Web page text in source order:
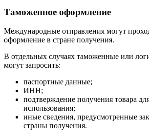
Таможенное оформление
Международные отправления могут
оформление в стране получения.
В отдельных случаях таможенные или
могут запросить:
паспортные данные;
ИНН;
подтверждение получения товара
использования;
иные сведения, предусмотренные
страны получения.